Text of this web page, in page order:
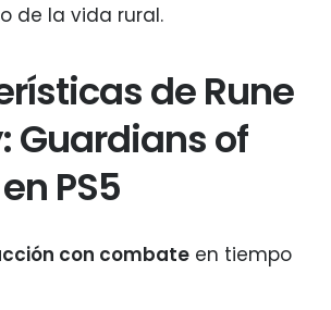
de la vida rural.
de Rune
Guardians of
PS5
con combate en tiempo